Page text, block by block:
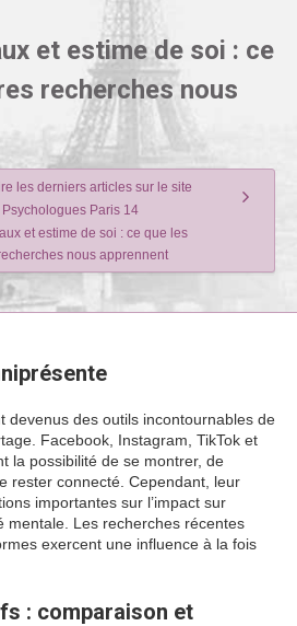
et estime de soi : ce
recherches nous
les derniers articles sur le site
Psychologues Paris 14
et estime de soi : ce que les
nous apprennent
devenus des outils incontournables de
Facebook, Instagram, TikTok et
la possibilité de se montrer, de
rester connecté. Cependant, leur
importantes sur l’impact sur
mentale. Les recherches récentes
exercent une influence à la fois
: comparaison et